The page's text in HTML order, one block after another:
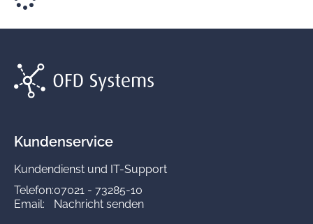
Kundenservice
Kundendienst und IT-Support
Telefon:07021 - 73285-10
Email:
Nachricht senden